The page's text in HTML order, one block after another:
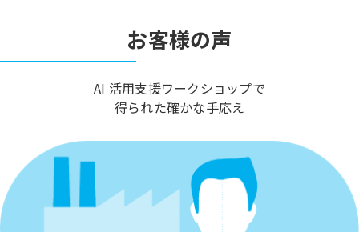
お客様の声
AI 活用支援ワークショップで
得られた確かな手応え